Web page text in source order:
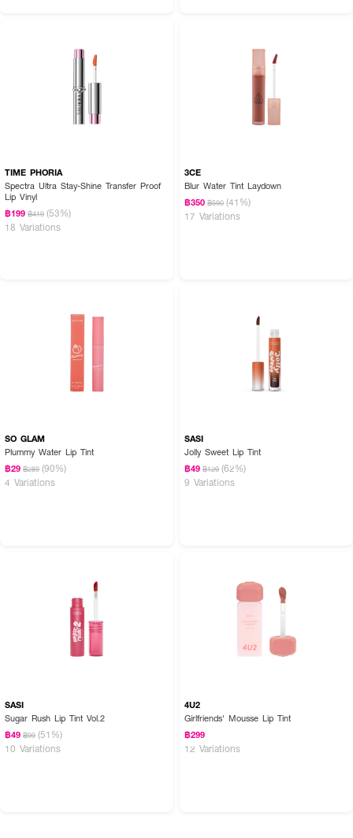
ใช้ทาเพื่อตกแต่งริมฝีปาก
TIME PHORIA
Spectra Ultra Stay-Shine Transfer Proof
Lip Vinyl
฿199 ฿419 (53%)
18 Variations
3CE
Blur Water Tint Laydown
฿350 ฿590 (41%)
17 Variations
SO GLAM
Plummy Water Lip Tint
฿29 ฿289 (90%)
4 Variations
SASI
Jolly Sweet Lip Tint
฿49 ฿129 (62%)
9 Variations
SASI
Sugar Rush Lip Tint Vol.2
฿49 ฿99 (51%)
10 Variations
4U2
Girlfriends' Mousse Lip Tint
฿299
12 Variations